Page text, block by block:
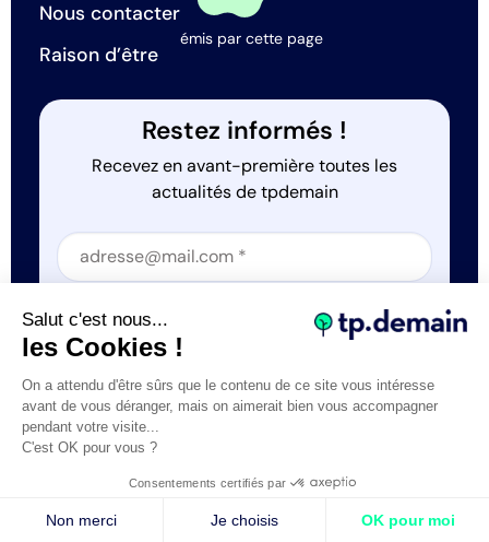
Nous contacter
Raison d’être
émis par cette page
Restez informés !
Recevez en avant-première toutes les
actualités de tpdemain
Section
Section
J'accepte que tp.demain utilise mes informations
Tous droits réservés © tp.demain 2026Mentions légales
Salut c'est nous...
les Cookies !
On a attendu d'être sûrs que le contenu de ce site vous intéresse
avant de vous déranger, mais on aimerait bien vous accompagner
pendant votre visite...
C'est OK pour vous ?
Consentements certifiés par
Non merci Je choisis OK pour moi